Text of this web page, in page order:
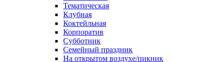
Тематическая
Клубная
Коктейльная
Корпоратив
Субботник
Семейный праздник
На открытом воздухе/пикник